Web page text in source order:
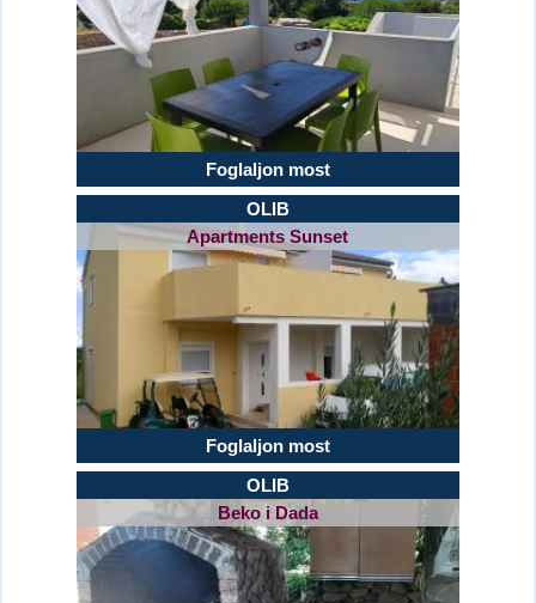
Foglaljon most
OLIB
Apartments Sunset
Foglaljon most
OLIB
Beko i Dada